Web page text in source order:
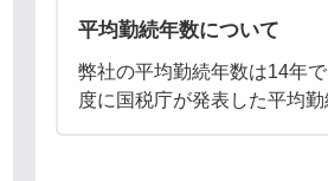
平均勤続年数について
弊社の平均勤続年数は14年
度に国税庁が発表した平均